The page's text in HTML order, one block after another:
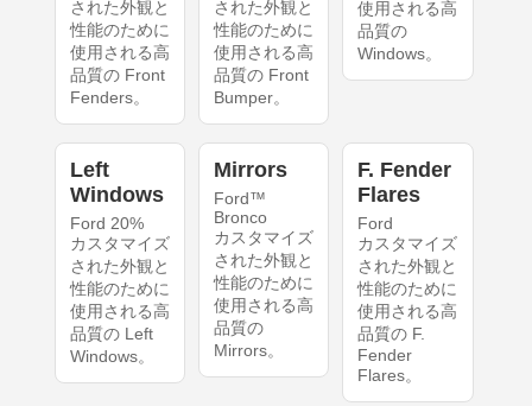
された外観と
性能のために
使用される高
品質の Front
Fenders。
された外観と
性能のために
使用される高
品質の Front
Bumper。
使用される高
品質の
Windows。
Left
Windows
Ford 20%
カスタマイズ
された外観と
性能のために
使用される高
品質の Left
Windows。
Mirrors
Ford™
Bronco
カスタマイズ
された外観と
性能のために
使用される高
品質の
Mirrors。
F. Fender
Flares
Ford
カスタマイズ
された外観と
性能のために
使用される高
品質の F.
Fender
Flares。